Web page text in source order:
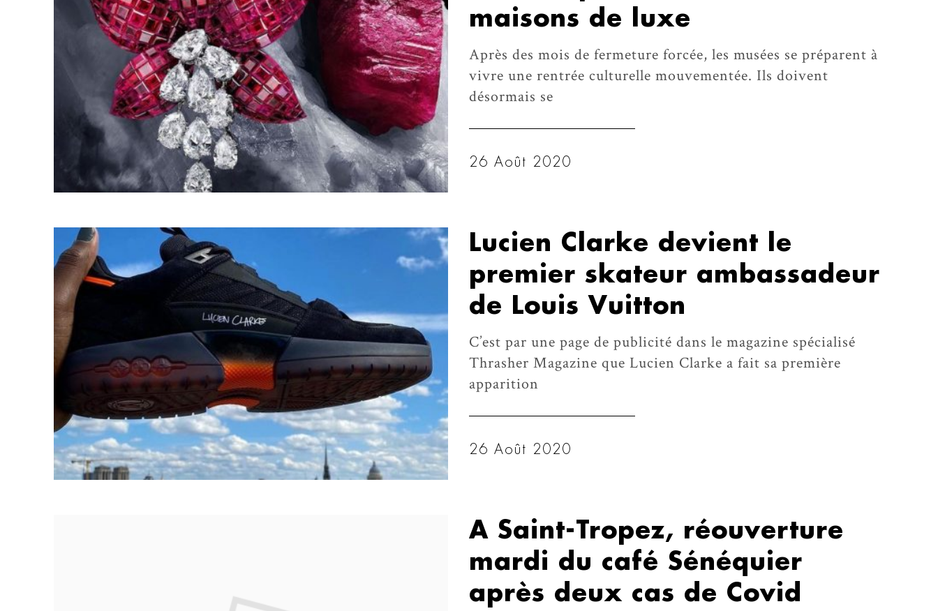
maisons de luxe
Après des mois de fermeture forcée, les musées se préparent à
vivre une rentrée culturelle mouvementée. Ils doivent
désormais se
26 Août 2020
Lucien Clarke devient le
premier skateur ambassadeur
de Louis Vuitton
C’est par une page de publicité dans le magazine spécialisé
Thrasher Magazine que Lucien Clarke a fait sa première
apparition
26 Août 2020
A Saint-Tropez, réouverture
mardi du café Sénéquier
après deux cas de Covid